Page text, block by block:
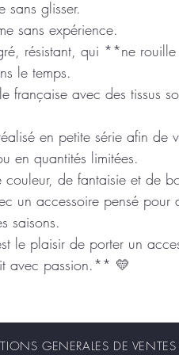
sans glisser.
sans expérience.
résistant, qui **ne
le temps.
française avec des tissus
en petite série afin de
en quantités limitées.
de fantaisie et de
un accessoire pensé pour
saisons.
le plaisir de porter un
avec passion.** 💛
GENERALES DE